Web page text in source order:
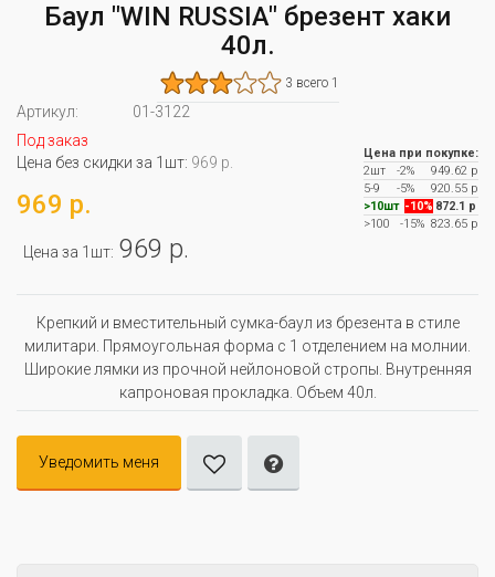
Баул "WIN RUSSIA" брезент хаки
40л.
3 всего 1
Артикул:
01-3122
Под заказ
Цена без скидки за 1шт: 969 р.
969 р.
Цена за 1шт: 969 р.
Цена при покупке:
2шт
-2%
949.62 р
5-9
-5%
920.55 р
>10шт -10% 872.1 р
>100
-15% 823.65 р
Крепкий и вместительный сумка-баул из брезента в стиле
милитари. Прямоугольная форма с 1 отделением на молнии.
Широкие лямки из прочной нейлоновой стропы. Внутренняя
капроновая прокладка. Объем 40л.
Уведомить меня